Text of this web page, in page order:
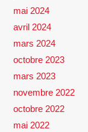
mai 2024
avril 2024
mars 2024
octobre 2023
mars 2023
novembre 2022
octobre 2022
mai 2022